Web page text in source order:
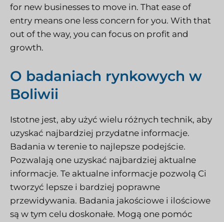
for new businesses to move in. That ease of
entry means one less concern for you. With that
out of the way, you can focus on profit and
growth.
O badaniach rynkowych w
Boliwii
Istotne jest, aby użyć wielu różnych technik, aby
uzyskać najbardziej przydatne informacje.
Badania w terenie to najlepsze podejście.
Pozwalają one uzyskać najbardziej aktualne
informacje. Te aktualne informacje pozwolą Ci
tworzyć lepsze i bardziej poprawne
przewidywania. Badania jakościowe i ilościowe
są w tym celu doskonałe. Mogą one pomóc